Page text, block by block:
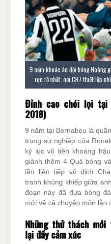
9 năm khoác áo đội bóng Hoàng
rực rỡ nhất, nơi CR7 thiết lập
Đỉnh cao chói lọi tại
2018)
9 năm tại Bernabeu là
trong sự nghiệp của
kỷ lục vô tiền khoáng
giành thêm 4 Quả bóng
lần liên tiếp vô địch
tranh khủng khiếp giữa
đoạn này đã đưa bóng
mới về cả chuyên môn lẫn
Những thử thách
lại đầy cảm xúc